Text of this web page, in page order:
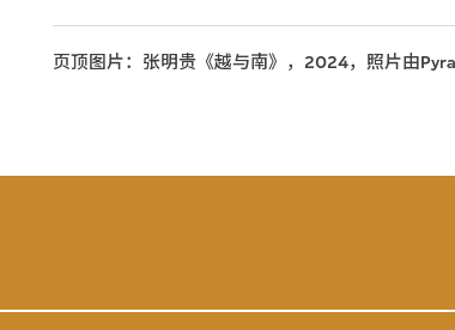
页顶图片：张明贵《越与南》，2024，照片由